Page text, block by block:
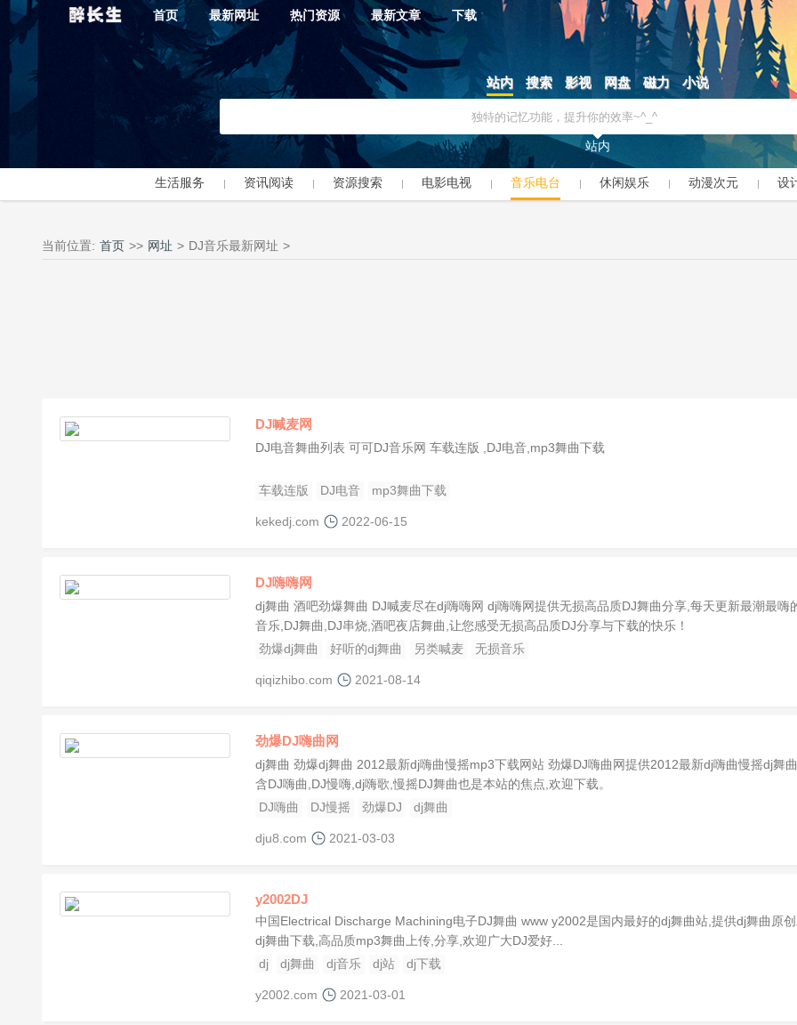
首页 最新网址 热门资源 最新文章 下载
站内 搜索 影视 网盘 磁力 小说
站内
生活服务 资讯阅读 资源搜索 电影电视 音乐电台 休闲娱乐 动漫次元 设
当前位置: 首页 >> 网址 > DJ音乐最新网址 >
DJ喊麦网
DJ电音舞曲列表 可可DJ音乐网 车载连版 ,DJ电音,mp3舞曲下载
车载连版 DJ电音 mp3舞曲下载
kekedj.com 2022-06-15
DJ嗨嗨网
dj舞曲 酒吧劲爆舞曲 DJ喊麦尽在dj嗨嗨网 dj嗨嗨网提供无损高品质DJ舞曲分享,每天更新最潮最嗨
音乐,DJ舞曲,DJ串烧,酒吧夜店舞曲,让您感受无损高品质DJ分享与下载的快乐！
劲爆dj舞曲
好听的dj舞曲 另类喊麦 无损音乐
qiqizhibo.com 2021-08-14
劲爆DJ嗨曲网
dj舞曲 劲爆dj舞曲 2012最新dj嗨曲慢摇mp3下载网站 劲爆DJ嗨曲网提供2012最新dj嗨曲慢摇dj舞
含DJ嗨曲,DJ慢嗨,dj嗨歌,慢摇DJ舞曲也是本站的焦点,欢迎下载。
DJ嗨曲
DJ慢摇 劲爆DJ dj舞曲
dju8.com 2021-03-03
y2002DJ
中国Electrical Discharge Machining电子DJ舞曲 www y2002是国内最好的dj舞曲站,提供dj舞曲原创
dj舞曲下载,高品质mp3舞曲上传,分享,欢迎广大DJ爱好...
dj
dj舞曲 dj音乐 dj站 dj下载
y2002.com 2021-03-01